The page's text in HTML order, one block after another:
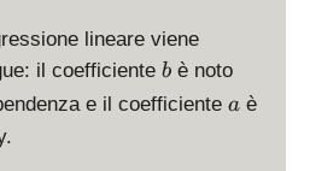
lineare viene
il coefficiente b
b è noto
e il coefficiente a
a è